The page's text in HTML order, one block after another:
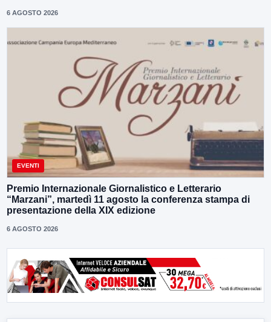
6 AGOSTO 2026
EVENTI
Premio Internazionale Giornalistico e Letterario
“Marzani”, martedì 11 agosto la conferenza stampa di
presentazione della XIX edizione
6 AGOSTO 2026